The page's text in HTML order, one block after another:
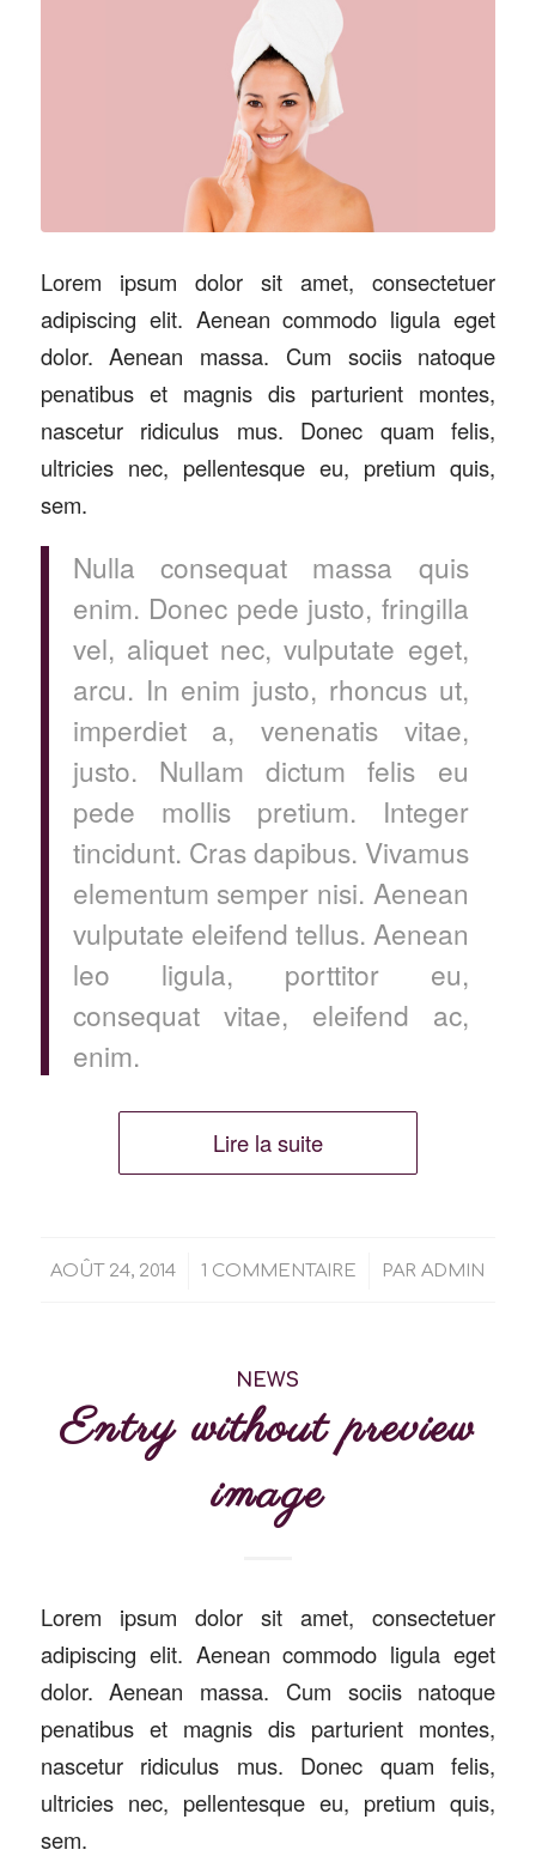
Lorem ipsum dolor sit amet, consectetuer
adipiscing elit. Aenean commodo ligula eget
dolor. Aenean massa. Cum sociis natoque
penatibus et magnis dis parturient montes,
nascetur ridiculus mus. Donec quam felis,
ultricies nec, pellentesque eu, pretium quis,
sem.
Nulla consequat massa quis
enim. Donec pede justo, fringilla
vel, aliquet nec, vulputate eget,
arcu. In enim justo, rhoncus ut,
imperdiet a, venenatis vitae,
justo. Nullam dictum felis eu
pede mollis pretium. Integer
tincidunt. Cras dapibus. Vivamus
elementum semper nisi. Aenean
vulputate eleifend tellus. Aenean
leo ligula, porttitor eu,
consequat vitae, eleifend ac,
enim.
Lire la suite
AOÛT 24, 2014
/ 1 COMMENTAIRE
/ PARADMIN
NEWS
Entry without preview
image
Lorem ipsum dolor sit amet, consectetuer
adipiscing elit. Aenean commodo ligula eget
dolor. Aenean massa. Cum sociis natoque
penatibus et magnis dis parturient montes,
nascetur ridiculus mus. Donec quam felis,
ultricies nec, pellentesque eu, pretium quis,
sem.